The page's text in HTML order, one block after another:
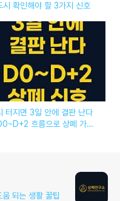
시 확인해야 할 3가지 신호
터지면 3일 안에 결판 난다
흐름으로 상폐 가능
되는 생활 꿀팁